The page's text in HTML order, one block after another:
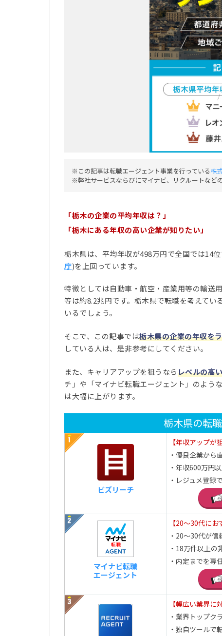
※この記事は転職エージェント事業を行っている株
※弊社サービスならびにマイナビ、リクルートなど
「栃木の企業の平均年収は？」
「栃木にある年収の高い企業が知りたい」
栃木県は、平均年収が498万円で全国では14
庁)を上回っています。
特徴としては自動車・航空・産業用等の輸送
等は約8.2兆円です。栃木県で転職を考えて
いるでしょう。
そこで、この記事では栃木県の企業の年収を
している人は、是非参考にしてください。
また、キャリアアップを狙うならレベルの高
チ」や「マイナビ転職エージェント」のよう
は大幅に上がります。
栃木県の転
ビズリーチ
【年収アップが
・優良企業から
・年収600万円
・レジュメ登録
マイナビ転職
エージェント
【20～30代にお
・20～30代が信
・18万件以上の
・内定までを専
【幅広い業界に
・業界トップク
・独自ツールで